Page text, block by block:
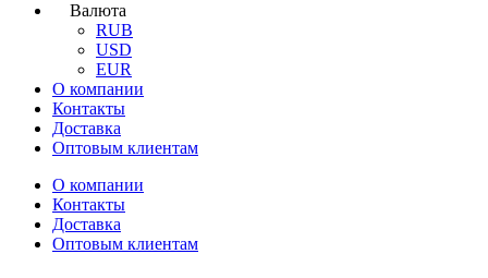
Валюта
RUB
USD
EUR
О компании
Контакты
Доставка
Оптовым клиентам
О компании
Контакты
Доставка
Оптовым клиентам